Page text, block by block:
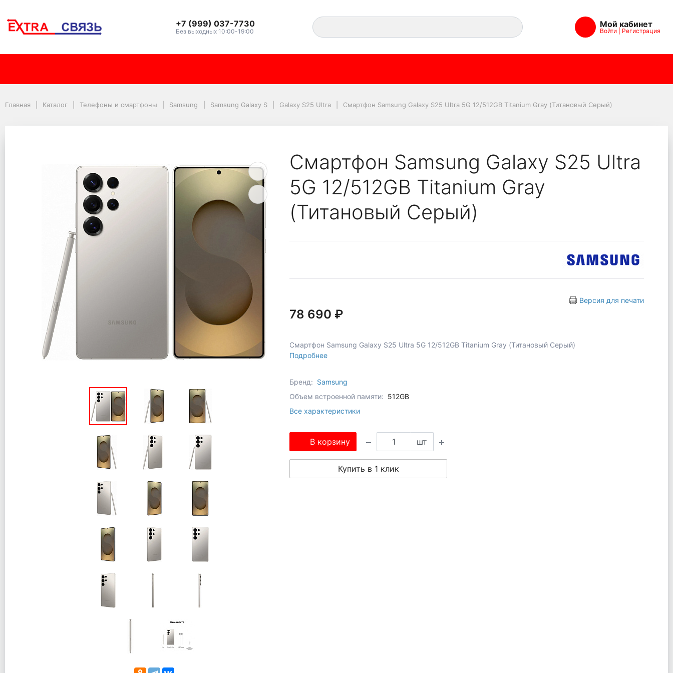
+7 (999) 037-7730
Без выходных 10:00-19:00
Мой кабинет
Войти Регистрация
Смартфон Samsung Galaxy S25 Ultra 5G 12/512GB Titanium Gray
Главная Каталог Телефоны и смартфоны Samsung Samsung Galaxy S Galaxy S25 Ultra Смартфон Samsung Galaxy S25 Ultra 5G 12/512GB Titanium Gray (Титановый Серый)
Смартфон Samsung Galaxy S25 Ultra
5G 12/512GB Titanium Gray
(Титановый Серый)
Версия для печати
78 690 ₽
Смартфон Samsung Galaxy S25 Ultra 5G 12/512GB Titanium Gray (Титановый Серый)
Подробнее
Бренд: Samsung
Объем встроенной памяти: 512GB
Все характеристики
В корзину шт
Купить в 1 клик